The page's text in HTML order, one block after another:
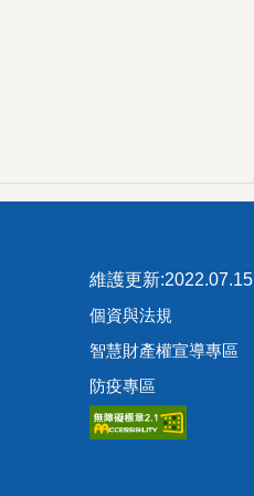
維護更新:2022.07.15
個資與法規
智慧財產權宣導專區
防疫專區